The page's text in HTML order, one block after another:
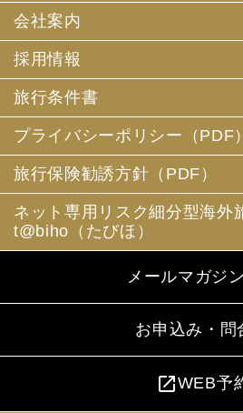
会社案内
採用情報
旅行条件書
プライバシーポリシー（PDF）
旅行保険勧誘方針（PDF）
ネット専用リスク細分型海外
t@biho（たびほ）
メールマガジ
お申込み・問
open_in_newWEB予